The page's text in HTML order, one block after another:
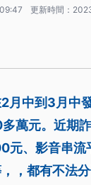
更新時間：
月中到3月中
萬元。近期
元、影音串
，都有不法